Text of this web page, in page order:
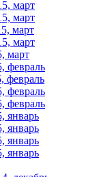
март
март
март
март
март
февраль
февраль
февраль
февраль
январь
январь
январь
январь